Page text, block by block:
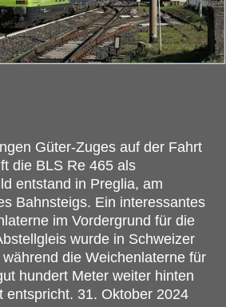
Güter-Zuges auf der Fahrt
die BLS Re 465 als
entstand in Preglia, am
Bahnsteigs. Ein interessantes
im Vordergrund für die
wurde in Schweizer
die Weichenlaterne für
hundert Meter weiter hinten
entspricht. 31. Oktober 2024